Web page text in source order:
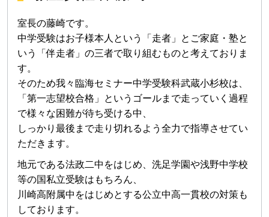
室長の藤崎です。
中学受験はお子様本人という「走者」とご家庭・塾と
いう「伴走者」の三者で取り組むものと考えておりま
す。
そのため我々臨海セミナー中学受験科武蔵小杉校は、
「第一志望校合格」というゴールまで走っていく過程
で様々な困難が待ち受ける中、
しっかり最後まで走り切れるよう全力で指導させてい
ただきます。
地元である法政二中をはじめ、洗足学園や浅野中学校
等の国私立受験はもちろん、
川崎高附属中をはじめとする公立中高一貫校の対策も
しております。